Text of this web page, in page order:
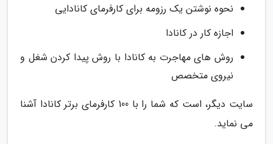
نحوه نوشتن یک رزومه برای کارفرمای کانادایی
اجازه کار در کانادا
روش های مهاجرت به کانادا با روش پیدا کردن شغل و
نیروی متخصص
سایت دیگر، است که شما را با 100 کارفرمای برتر کانادا آشنا
می نماید.